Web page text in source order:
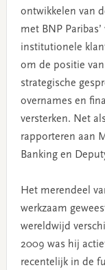
ontwikkelen van
met BNP
institutionele
om de positie
strategische
overnames en
versterken. Net
rapporteren aan
Banking en
Het merendeel
werkzaam
wereldwijd
2009 was hij
recentelijk in de